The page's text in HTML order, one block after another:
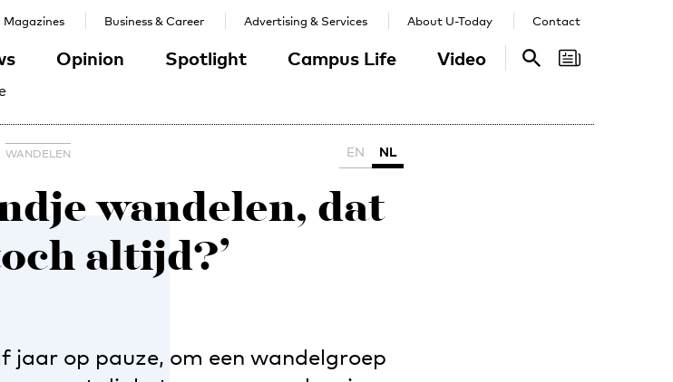
Opinion Spotlight Campus Life Video
Magazines Business & Career Advertising & Services About U-Today Contact
Search
WANDELEN EN NL
wandelen, dat
altijd?’
jaar op pauze, om een wandelgroep